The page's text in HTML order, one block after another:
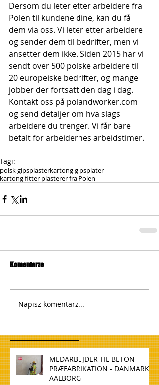
Dersom du leter etter arbeidere fra
Polen til kundene dine, kan du få
dem via oss. Vi leter etter arbeidere
og sender dem til bedrifter, men vi
ansetter dem ikke. Siden 2015 har vi
sendt over 500 polske arbeidere til
20 europeiske bedrifter, og mange
jobber der fortsatt den dag i dag.
Kontakt oss på polandworker.com
og send detaljer om hva slags
arbeidere du trenger. Vi får bare
betalt for arbeidernes arbeidstimer.
Tagi:
polsk gipsplasterkartong gipsplater
kartong fitter plasterer fra Polen
Komentarze
Napisz komentarz...
MEDARBEJDER TIL BETON
PRÆFABRIKATION - DANMARK,
AALBORG